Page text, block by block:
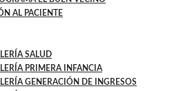
AL PACIENTE
SALUD
PRIMERA INFANCIA
GENERACIÓN DE INGRESOS